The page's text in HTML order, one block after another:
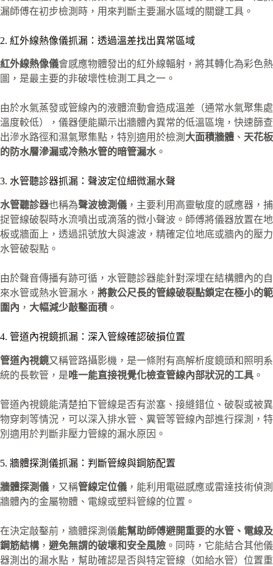
漏師傅在初步檢測時，用來判斷主要漏水區域的關鍵工具。
2. 紅外線熱像儀抓漏：透過溫差找出異常區域
紅外線熱像儀會感應物體發出的紅外線輻射，將其轉化為彩色熱
圖，是最主要的非破壞性檢測工具之一。
由於水氣蒸發或管線內的液體流動會造成溫差（通常水氣聚集處
溫度較低），儀器便能顯示出牆體內異常的低溫區塊，快速篩查
出滲水路徑和濕氣聚集點，特別適用於檢測 大面積牆體 、 天花板
的防水層滲漏或冷熱水管的暗管漏水。
3. 水管聽診器抓漏：聲波定位細微漏水聲
水管聽診器也稱為聲波檢測儀 ，主要利用高靈敏度的感應器，捕
捉管線破裂時水流噴出或滴落的微小聲波。師傅將儀器放置在地
板或牆面上，透過訊號放大與濾波，精確定位地底或牆內的壓力
水管破裂點。
由於聲音傳播有跡可循，水管聽診器能針對深埋在結構體內的自
來水管或熱水管漏水， 將數公尺長的管線破裂點鎖定在極小的範
圍內 ， 大幅減少敲鑿面積 。
4. 管道內視鏡抓漏：深入管線確認破損位置
管道內視鏡又稱管路攝影機，是一條附有高解析度鏡頭和照明系
統的長軟管，是 唯一能直接視覺化檢查管線內部狀況的工具 。
管道內視鏡能清楚拍下管線是否有淤塞、接縫錯位、破裂或被異
物穿刺等情況，可以深入排水管、糞管等管線內部進行探測，特
別適用於判斷非壓力管線的漏水原因。
5. 牆體探測儀抓漏：判斷管線與鋼筋配置
牆體探測儀 ，又稱管線定位儀 ，能利用電磁感應或雷達技術偵測
牆體內的金屬物體、電線或塑料管線的位置。
在決定敲鑿前，牆體探測儀能幫助師傅避開重要的水管、電線及
鋼筋結構， 避免無謂的破壞和安全風險 。同時，它能結合其他儀
器測出的漏水點，幫助確認是否與特定管線（如給水管）位置重